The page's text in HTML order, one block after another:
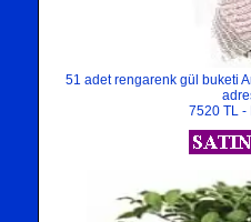
51 adet rengarenk gül buketi
7520 TL -